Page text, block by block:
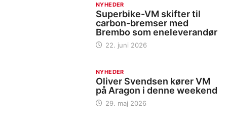
NYHEDER
Superbike-VM skifter til
carbon-bremser med
Brembo som eneleverandør
22. juni 2026
NYHEDER
Oliver Svendsen kører VM
på Aragon i denne weekend
29. maj 2026